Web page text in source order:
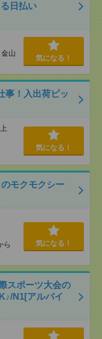
日払い
山
気になる！
事！入出荷ピッ
気になる！
モクモクシー
ら
気になる！
スポーツ大会の
N1[アルバイ